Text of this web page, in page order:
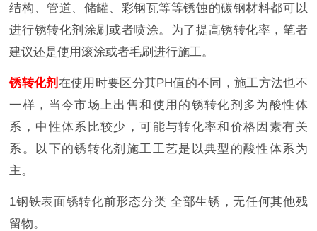
结构、管道、储罐、彩钢瓦等等锈蚀的碳钢材料都可以
进行锈转化剂涂刷或者喷涂。为了提高锈转化率，笔者
建议还是使用滚涂或者毛刷进行施工。
锈转化剂 在使用时要区分其PH值的不同，施工方法也不
一样，当今市场上出售和使用的锈转化剂多为酸性体
系，中性体系比较少，可能与转化率和价格因素有关
系。以下的锈转化剂施工工艺是以典型的酸性体系为
主。
1钢铁表面锈转化前形态分类 全部生锈，无任何其他残
留物。